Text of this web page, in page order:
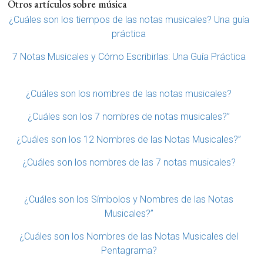
Otros artículos sobre música
¿Cuáles son los tiempos de las notas musicales? Una guía
práctica
7 Notas Musicales y Cómo Escribirlas: Una Guía Práctica
¿Cuáles son los nombres de las notas musicales?
¿Cuáles son los 7 nombres de notas musicales?”
¿Cuáles son los 12 Nombres de las Notas Musicales?”
¿Cuáles son los nombres de las 7 notas musicales?
¿Cuáles son los Símbolos y Nombres de las Notas
Musicales?”
¿Cuáles son los Nombres de las Notas Musicales del
Pentagrama?